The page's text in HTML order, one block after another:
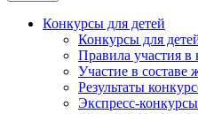
Конкурсы для детей
Конкурсы для
Правила участия в
Участие в составе
Результаты
Экспресс-